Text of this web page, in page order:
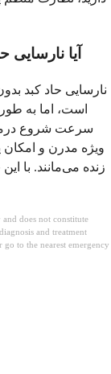
آیا
نارسایی حاد کبد
است، اما به
سرعت شروع
ویژه مدرن و امکان
زنده می‌مانند. با
does not constitute
and treatment
to the nearest emergency